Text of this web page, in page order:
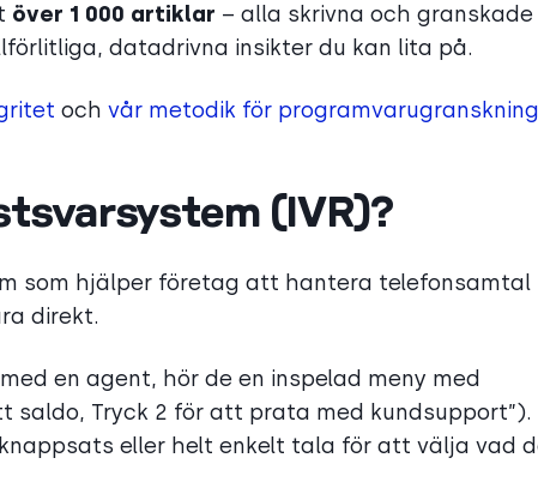
över 1 000 artiklar – alla skrivna och granskade
datadrivna insikter du kan lita på.
och vår metodik för
(IVR)?
som hjälper företag att hantera telefonsamtal
direkt.
en agent, hör de en inspelad meny med
saldo, Tryck 2 för att prata med kundsupport”).
eller helt enkelt tala för att välja vad